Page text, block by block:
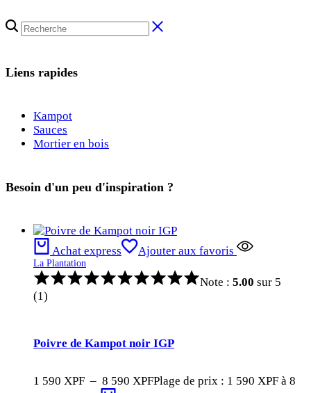
Liens rapides
Kampot
Sauces
Mortier en bois
Besoin d'un peu d'inspiration ?
Achat express Ajouter aux favoris
La Plantation
Note : 5.00 sur 5
(1)
Poivre de Kampot noir IGP
1 590 XPF – 8 590 XPFPlage de prix : 1 590 XPF à 8